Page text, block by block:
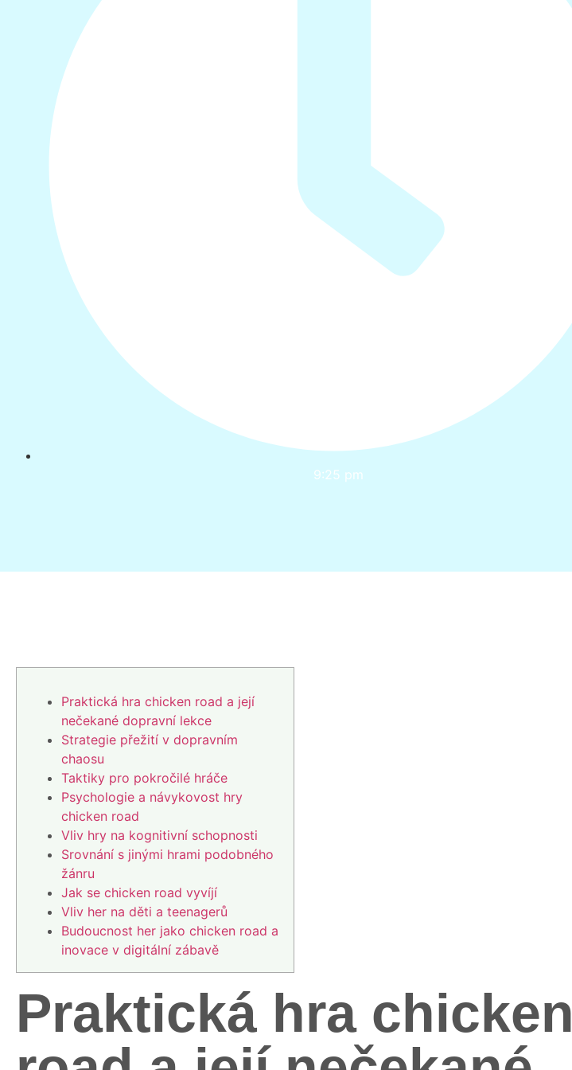
9:25 pm
Praktická hra chicken road a její
nečekané dopravní lekce
Strategie přežití v dopravním
chaosu
Taktiky pro pokročilé hráče
Psychologie a návykovost hry
chicken road
Vliv hry na kognitivní schopnosti
Srovnání s jinými hrami podobného
žánru
Jak se chicken road vyvíjí
Vliv her na děti a teenagerů
Budoucnost her jako chicken road a
inovace v digitální zábavě
Praktická hra chicken